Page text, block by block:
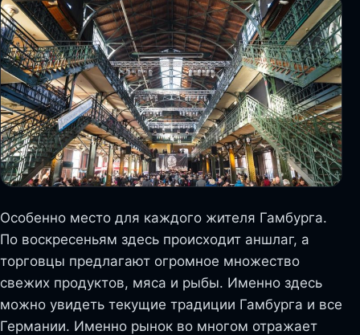
Особенно место для каждого жителя Гамбурга.
По воскресеньям здесь происходит аншлаг, а
торговцы предлагают огромное множество
свежих продуктов, мяса и рыбы. Именно здесь
можно увидеть текущие традиции Гамбурга и все
Германии. Именно рынок во многом отражает